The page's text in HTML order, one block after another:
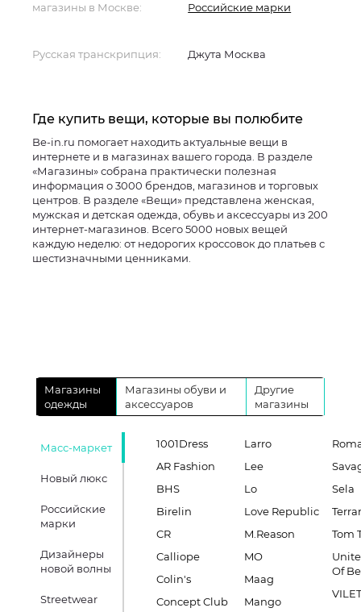
магазины в Москве:
Российские марки
Русская транскрипция: Джута Москва
Где купить вещи, которые вы полюбите
Be-in.ru помогает находить актуальные вещи в
интернете и в магазинах вашего города. В разделе
«Магазины» собрана практически полезная
информация о 3000 брендов, магазинов и торговых
центров. В разделе «Вещи» представлена женская,
мужская и детская одежда, обувь и аксессуары из 200
интернет-магазинов. Всего 5000 новых вещей
каждую неделю: от недорогих кроссовок до платьев с
шестизначными ценниками.
Магазины
одежды
Магазины обуви и
аксессуаров
Другие
магазины
Масс-маркет
Новый люкс
Российские
марки
Дизайнеры
новой волны
Streetwear
1001Dress
AR Fashion
BHS
Birelin
CR
Calliope
Colin's
Concept Club
Larro
Lee
Lo
Love Republic
M.Reason
MO
Maag
Mango
Sela
Tom
Of
VILET